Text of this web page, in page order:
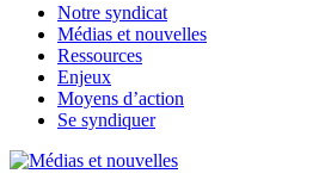
Notre syndicat
Médias et nouvelles
Ressources
Enjeux
Moyens d’action
Se syndiquer